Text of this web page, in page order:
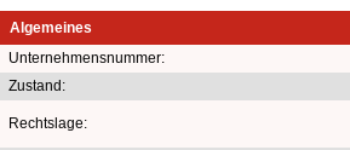
Algemeines
Unternehmensnummer:
Zustand:
Rechtslage: